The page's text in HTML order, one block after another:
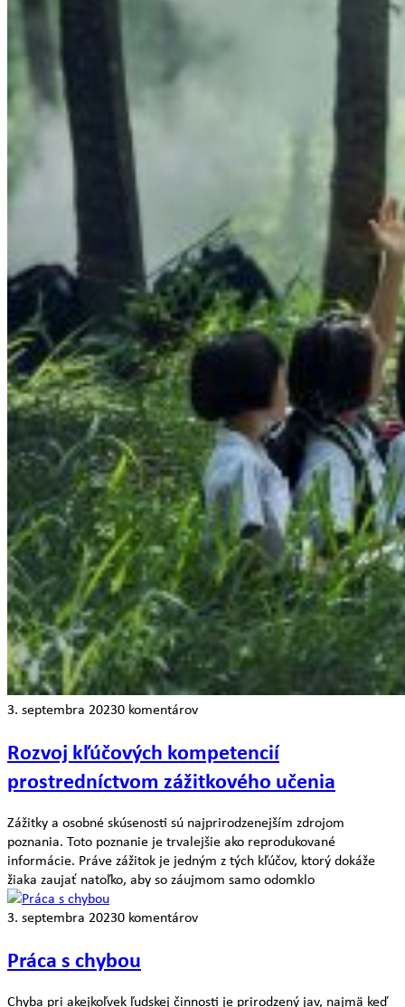
3. septembra 20230 komentárov
Rozvoj kľúčových kompetencií
prostredníctvom zážitkového učenia
Zážitky a osobné skúsenosti sú najprirodzenejším zdrojom
poznania. Toto poznanie je trvalejšie ako reprodukované
informácie. Práve zážitok je jedným z tých kľúčov, ktorý dokáže
žiaka zaujať natoľko, aby so záujmom samo odomklo
3. septembra 20230 komentárov
Práca s chybou
Chyba pri akejkoľvek ľudskej činnosti je prirodzený jav, najmä keď